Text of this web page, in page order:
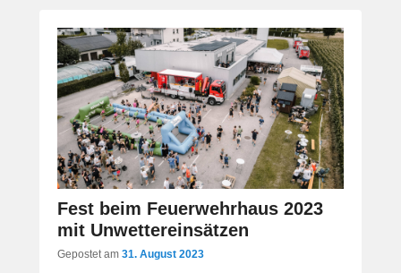
Fest beim Feuerwehrhaus 2023
mit Unwettereinsätzen
Gepostet am 31. August 2023